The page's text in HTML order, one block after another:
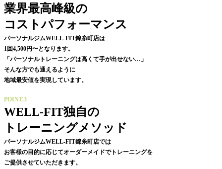
業界最高峰級の
コストパフォーマンス
パーソナルジムWELL-FIT錦糸町店は
1回4,500円〜となります。
「パーソナルトレーニングは高くて手が出せない…」
そんな方でも通えるように
地域最安値を実現しています。
POINT.3
WELL-FIT独自の
トレーニングメソッド
パーソナルジムWELL-FIT錦糸町店では
お客様の目的に応じてオーダーメイドでトレーニングを
ご提供させていただきます。